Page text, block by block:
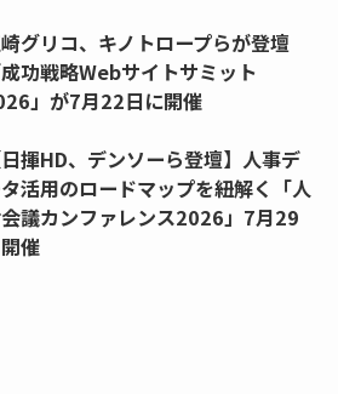
グリコ、キノトロープらが登壇
成功戦略Webサイトサミット
」が7月22日に開催
日揮HD、デンソーら登壇】人事デ
活用のロードマップを紐解く「人
議カンファレンス2026」7月29
催